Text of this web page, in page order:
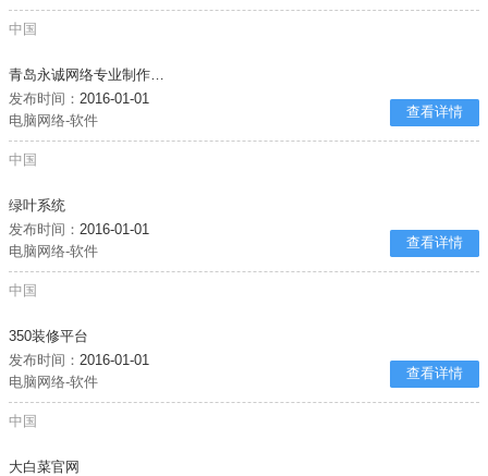
中国
发布时间：2016-01-01
电脑网络-软件
查看详情
中国
绿叶系统
发布时间：2016-01-01
电脑网络-软件
查看详情
中国
350装修平台
发布时间：2016-01-01
电脑网络-软件
查看详情
中国
大白菜官网